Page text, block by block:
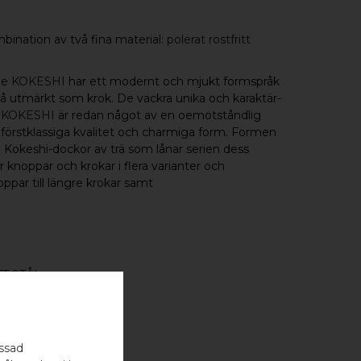
n av två fina material: polerat rostfritt
KOKESHI har ett modernt och mjukt formspråk
utmärkt som krok. De vackra unika och karaktär-
KOKESHI är redan något av en oemotståndlig
kvalitet och charmiga form. Formen
dockor av trä som lånar serien dess
knoppar och krokar i flera varianter och
till längre krokar samt
STÅL